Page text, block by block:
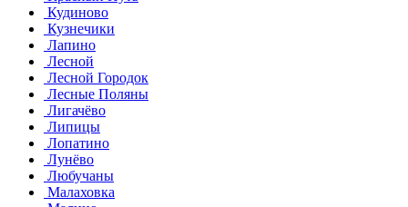
Кудиново
Кузнечики
Лапино
Лесной
Лесной Городок
Лесные Поляны
Лигачёво
Липицы
Лопатино
Лунёво
Любучаны
Малаховка